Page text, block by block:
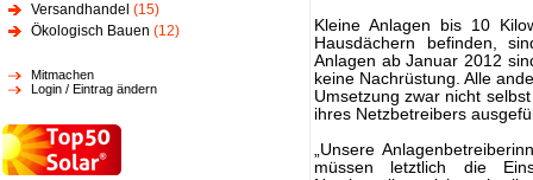
Versandhandel (15)
Ökologisch Bauen (12)
Mitmachen
Login / Eintrag ändern
Kleine Anlagen bis 10
Hausdächern befinden,
Anlagen ab Januar 2012
keine Nachrüstung. Alle
Umsetzung zwar nicht
ihres Netzbetreibers
„Unsere
müssen letztlich die